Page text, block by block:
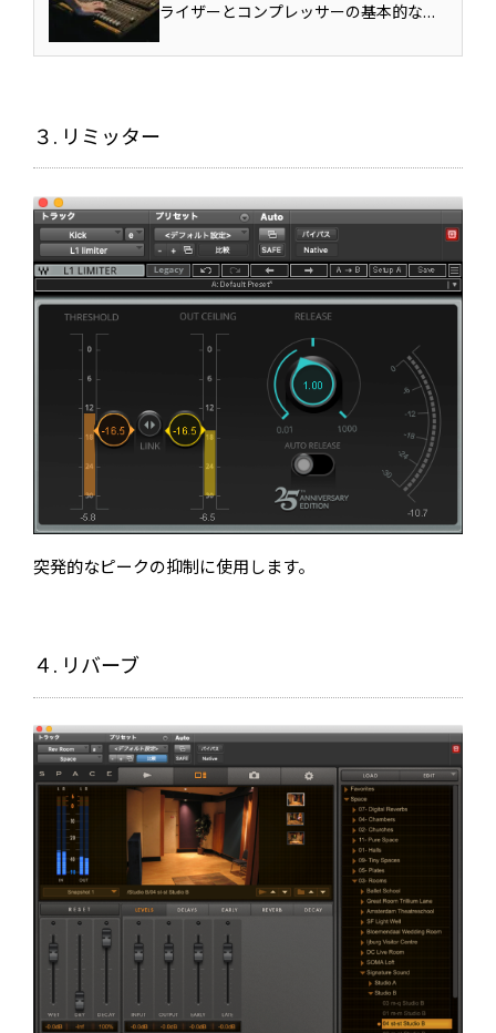
ライザーとコンプレッサーの基本的な用
３. リミッター
突発的なピークの抑制に使用します。
４. リバーブ